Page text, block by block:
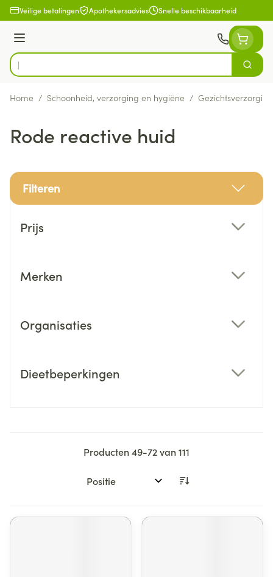
Ga naar de inhoud
Veilige betalingen Apothekersadvies Snelle beschikbaarheid
Menu
Product, merk, categorie...
Zoek
Home / Schoonheid, verzorging en hygiëne / Gezichtsverzorging
Rode reactive huid
Filteren
Prijs
Merken
Organisaties
Dieetbeperkingen
Producten49-72van111
Sorteer op: